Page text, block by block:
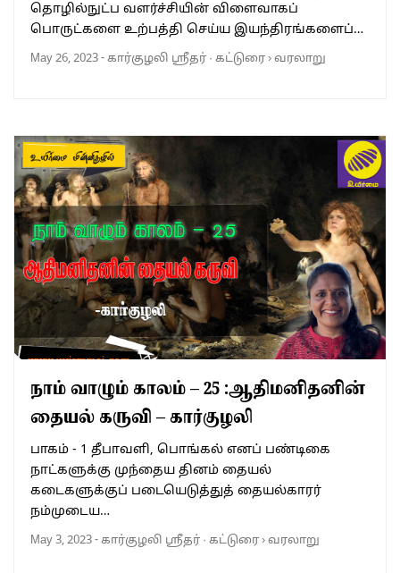
தொழில்நுட்ப வளர்ச்சியின் விளைவாகப்
பொருட்களை உற்பத்தி செய்ய இயந்திரங்களைப்…
May 26, 2023-கார்குழலி ஸ்ரீதர் · கட்டுரை›வரலாறு
நாம் வாழும் காலம் – 25 :ஆதிமனிதனின்
தையல் கருவி – கார்குழலி
பாகம் - 1 தீபாவளி, பொங்கல் எனப் பண்டிகை
நாட்களுக்கு முந்தைய தினம் தையல்
கடைகளுக்குப் படையெடுத்துத் தையல்காரர்
நம்முடைய…
May 3, 2023-கார்குழலி ஸ்ரீதர் · கட்டுரை›வரலாறு